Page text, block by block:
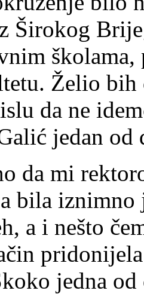
Širokog
Želio bih
da ne
jedan od
da mi
bila iznimno
a i nešto
jedna